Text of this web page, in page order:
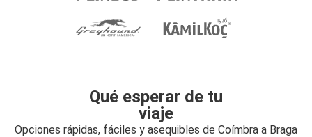
Qué esperar de tu
viaje
Opciones rápidas, fáciles y asequibles de Coímbra a Braga